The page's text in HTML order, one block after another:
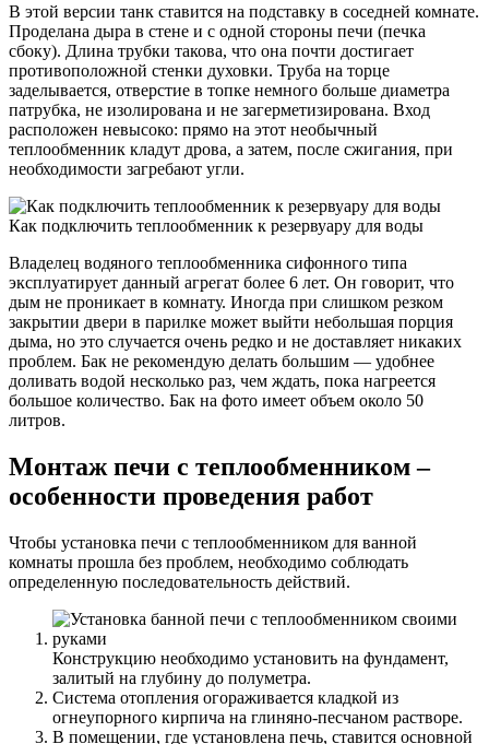
В этой версии танк ставится на подставку в соседней комнате.
Проделана дыра в стене и с одной стороны печи (печка
сбоку). Длина трубки такова, что она почти достигает
противоположной стенки духовки. Труба на торце
заделывается, отверстие в топке немного больше диаметра
патрубка, не изолирована и не загерметизирована. Вход
расположен невысоко: прямо на этот необычный
теплообменник кладут дрова, а затем, после сжигания, при
необходимости загребают угли.
Как подключить теплообменник к резервуару для воды
Владелец водяного теплообменника сифонного типа
эксплуатирует данный агрегат более 6 лет. Он говорит, что
дым не проникает в комнату. Иногда при слишком резком
закрытии двери в парилке может выйти небольшая порция
дыма, но это случается очень редко и не доставляет никаких
проблем. Бак не рекомендую делать большим — удобнее
доливать водой несколько раз, чем ждать, пока нагреется
большое количество. Бак на фото имеет объем около 50
литров.
Монтаж печи с теплообменником –
особенности проведения работ
Чтобы установка печи с теплообменником для ванной
комнаты прошла без проблем, необходимо соблюдать
определенную последовательность действий.
Конструкцию необходимо установить на фундамент,
залитый на глубину до полуметра.
Система отопления огораживается кладкой из
огнеупорного кирпича на глиняно-песчаном растворе.
В помещении, где установлена ​​печь, ставится основной